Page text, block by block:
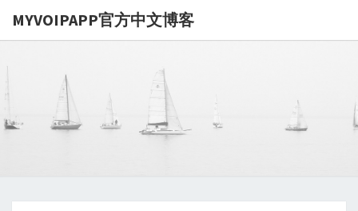
MYVOIPAPP官方中文博客
MYVOIPAPP